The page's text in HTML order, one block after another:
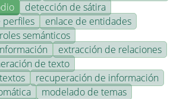
detección de sátira
perfiles
enlace de entidades
semánticos
extracción de relaciones
de texto
recuperación de información
modelado de temas